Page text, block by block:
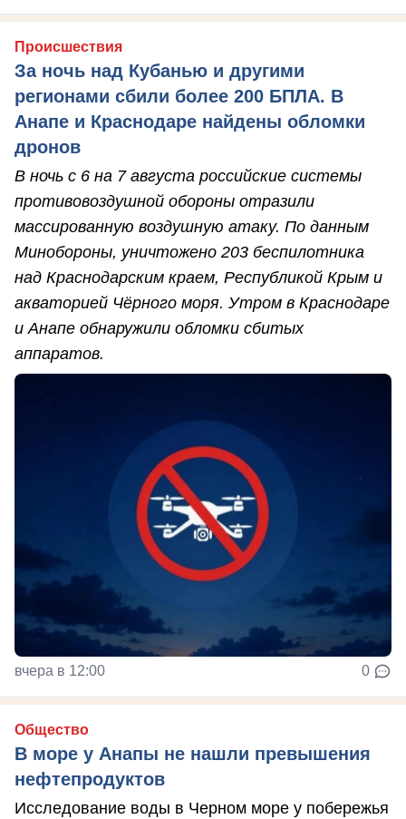
Происшествия
За ночь над Кубанью и другими
регионами сбили более 200 БПЛА. В
Анапе и Краснодаре найдены обломки
дронов
В ночь с 6 на 7 августа российские системы
противовоздушной обороны отразили
массированную воздушную атаку. По данным
Минобороны, уничтожено 203 беспилотника
над Краснодарским краем, Республикой Крым и
акваторией Чёрного моря. Утром в Краснодаре
и Анапе обнаружили обломки сбитых
аппаратов.
вчера в 12:00 0
Общество
В море у Анапы не нашли превышения
нефтепродуктов
Исследование воды в Черном море у побережья